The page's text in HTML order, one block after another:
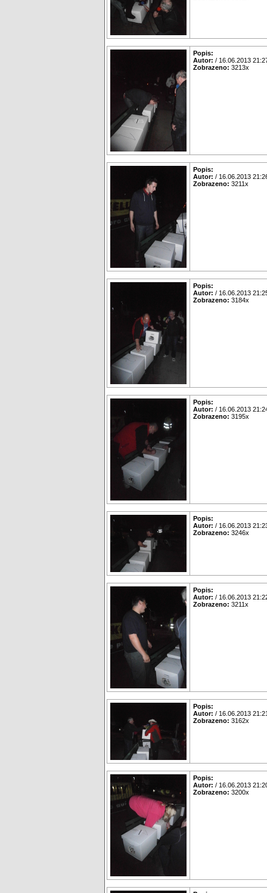
Popis:
Autor: / 16.06.2013
Zobrazeno: 3213x
Popis:
Autor: / 16.06.2013
Zobrazeno: 3211x
Popis:
Autor: / 16.06.2013
Zobrazeno: 3184x
Popis:
Autor: / 16.06.2013
Zobrazeno: 3195x
Popis:
Autor: / 16.06.2013
Zobrazeno: 3246x
Popis:
Autor: / 16.06.2013
Zobrazeno: 3211x
Popis:
Autor: / 16.06.2013
Zobrazeno: 3162x
Popis:
Autor: / 16.06.2013
Zobrazeno: 3200x